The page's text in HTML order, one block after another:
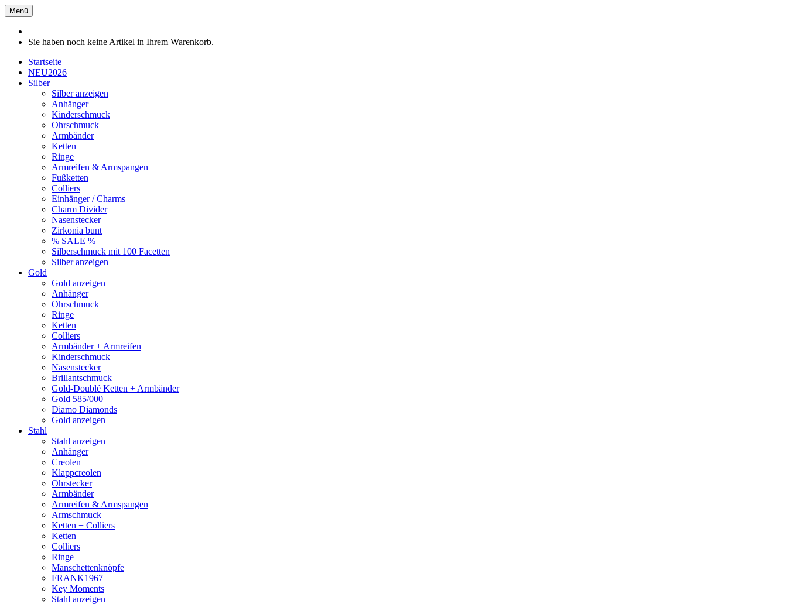
Menü
Sie haben noch keine Artikel in Ihrem Warenkorb.
Startseite
NEU2026
Silber
Silber anzeigen
Anhänger
Kinderschmuck
Ohrschmuck
Armbänder
Ketten
Ringe
Armreifen & Armspangen
Fußketten
Colliers
Einhänger / Charms
Charm Divider
Nasenstecker
Zirkonia bunt
% SALE %
Silberschmuck mit 100 Facetten
Silber anzeigen
Gold
Gold anzeigen
Anhänger
Ohrschmuck
Ringe
Ketten
Colliers
Armbänder + Armreifen
Kinderschmuck
Nasenstecker
Brillantschmuck
Gold-Doublé Ketten + Armbänder
Gold 585/000
Diamo Diamonds
Gold anzeigen
Stahl
Stahl anzeigen
Anhänger
Creolen
Klappcreolen
Ohrstecker
Armbänder
Armreifen & Armspangen
Armschmuck
Ketten + Colliers
Ketten
Colliers
Ringe
Manschettenknöpfe
FRANK1967
Key Moments
Stahl anzeigen